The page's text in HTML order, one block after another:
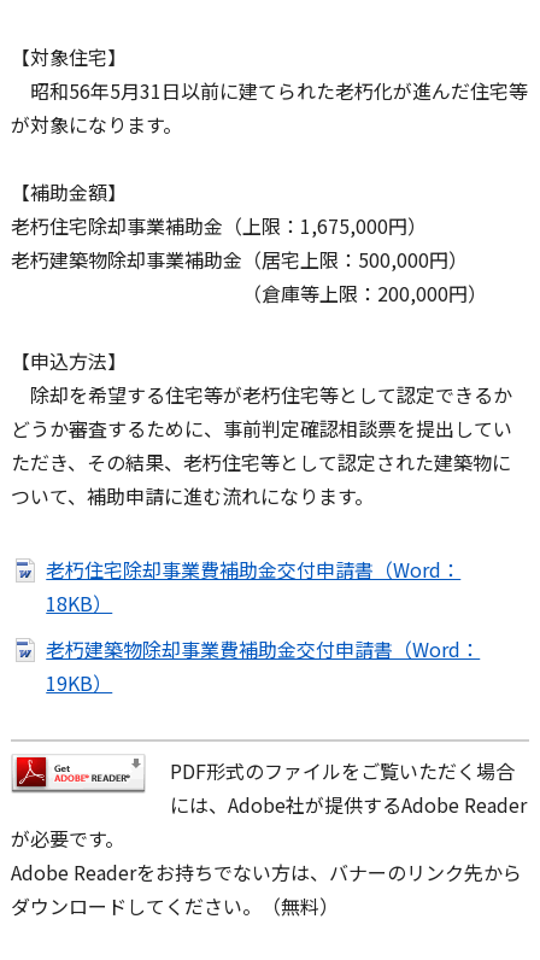
【対象住宅】
昭和56年5月31日以前に建てられた老朽化が進んだ住宅等
が対象になります。
【補助金額】
老朽住宅除却事業補助金（上限：1,675,000円）
老朽建築物除却事業補助金（居宅上限：500,000円）
（倉庫等上限：200,000円）
【申込方法】
除却を希望する住宅等が老朽住宅等として認定できるか
どうか審査するために、事前判定確認相談票を提出してい
ただき、その結果、老朽住宅等として認定された建築物に
ついて、補助申請に進む流れになります。
老朽住宅除却事業費補助金交付申請書（Word：
18KB）
老朽建築物除却事業費補助金交付申請書（Word：
19KB）
PDF形式のファイルをご覧いただく場合
には、Adobe社が提供するAdobe Reader
が必要です。
Adobe Readerをお持ちでない方は、バナーのリンク先から
ダウンロードしてください。（無料）